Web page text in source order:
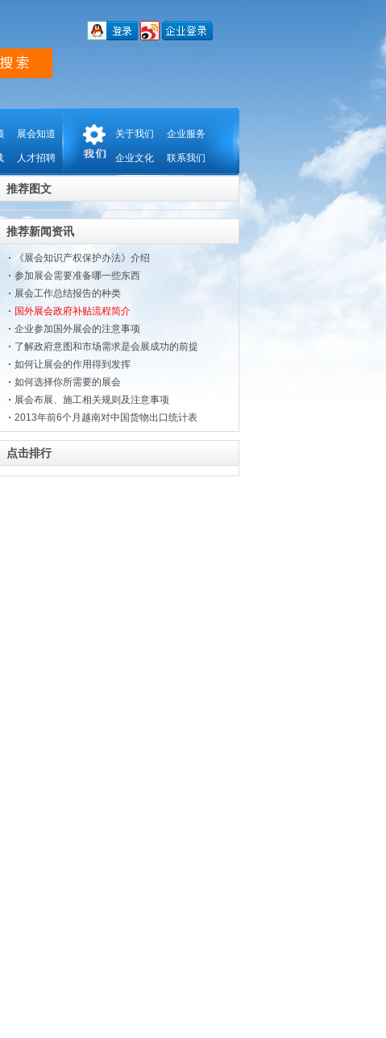
展会知道
人才招聘
关于我们 企业服务
企业文化 联系我们
推荐图文
推荐新闻资讯
《展会知识产权保护办法》介绍
参加展会需要准备哪一些东西
展会工作总结报告的种类
国外展会政府补贴流程简介
企业参加国外展会的注意事项
了解政府意图和市场需求是会展成功的前提
如何让展会的作用得到发挥
如何选择你所需要的展会
展会布展、施工相关规则及注意事项
2013年前6个月越南对中国货物出口统计表
点击排行